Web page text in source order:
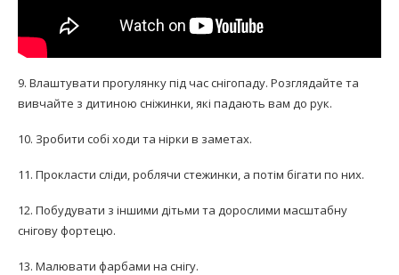
9. Влаштувати прогулянку під час снігопаду. Розглядайте та
вивчайте з дитиною сніжинки, які падають вам до рук.
10. Зробити собі ходи та нірки в заметах.
11. Прокласти сліди, роблячи стежинки, а потім бігати по них.
12. Побудувати з іншими дітьми та дорослими масштабну
снігову фортецю.
13. Малювати фарбами на снігу.